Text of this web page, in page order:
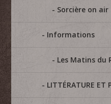
Sorcière on air
Informations
Les Matins du
LITTÉRATURE ET